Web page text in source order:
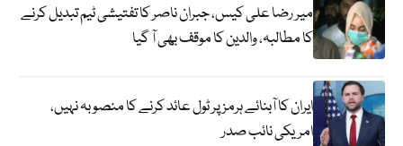
میر رضا علی کیس، جبران ناصر کا تفتیشی ٹیم تبدیل کرنے
کا مطالبہ، والدین کا موقف بھی آ گیا
ایران کا آبنائے ہرمز پر ٹول عائد کرنے کا منصوبہ نہیں،
امریکی نائب صدر